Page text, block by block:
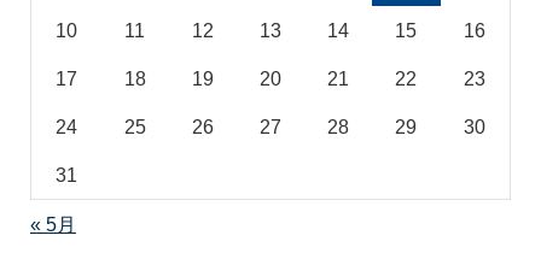
10 11 12 13 14 15 16
17 18 19 20 21 22 23
24 25 26 27 28 29 30
31
« 5月